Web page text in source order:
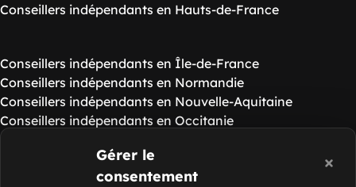
Gérer le
consentement
Conseillers indépendants en Hauts-de-France
Conseillers indépendants en Île-de-France
Conseillers indépendants en Normandie
Conseillers indépendants en Nouvelle-Aquitaine
Conseillers indépendants en Occitanie
Conseillers indépendants en Provence-Alpes-Côte d'Azur
Ressources de Slash Intérim